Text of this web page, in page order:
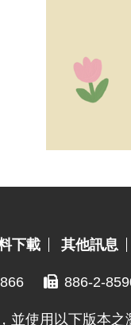
下載 其他訊息
886-2-
並使用以下版本